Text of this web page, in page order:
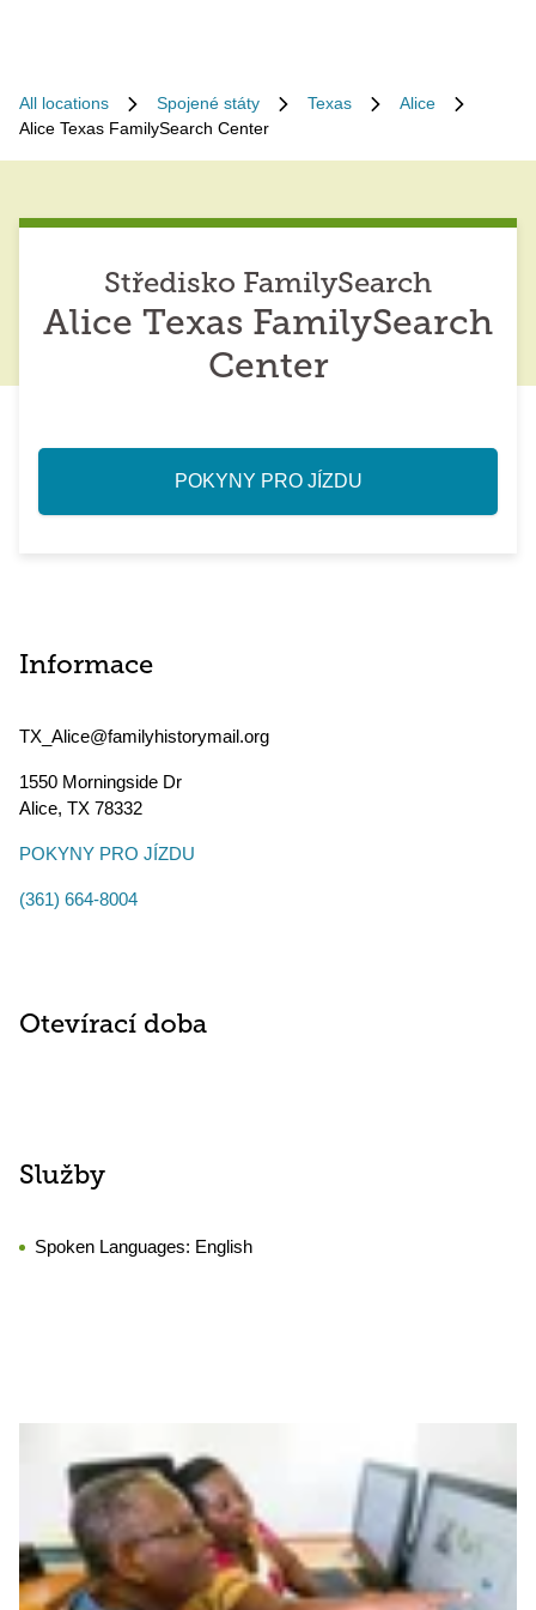
All locations Spojené státy Texas
Alice
Alice Texas FamilySearch Center
Středisko FamilySearch
Alice Texas FamilySearch
Center
POKYNY PRO JÍZDU
Informace
TX_Alice@familyhistorymail.org
1550 Morningside Dr
Alice, TX 78332
POKYNY PRO JÍZDU
(361) 664-8004
Otevírací doba
Služby
Spoken Languages: English